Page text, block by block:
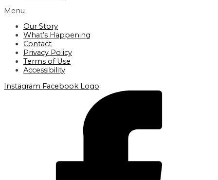
Menu
Our Story
What’s Happening
Contact
Privacy Policy
Terms of Use
Accessibility
Instagram Facebook Logo